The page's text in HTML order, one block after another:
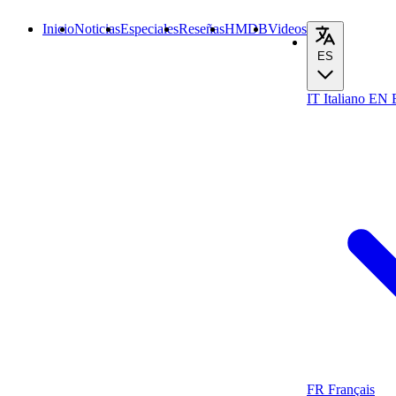
InicioNoticiasEspecialesReseñasHMDBVideos
ES
IT Italiano EN
FR Français